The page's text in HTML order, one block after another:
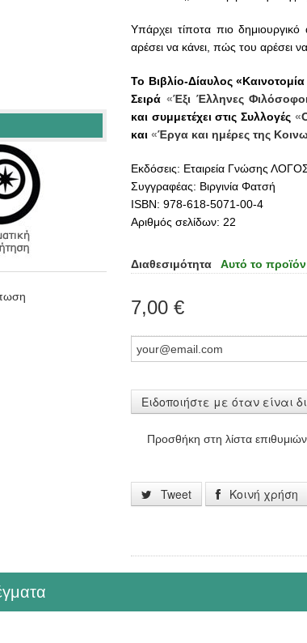
Υπάρχει τίποτα πιο
αρέσει να κάνει, πώς του αρέσει
Το Βιβλίο-Δίαυλος
Σειρά «Έξι Έλληνες
και συμμετέχει στις Συλλογές «
και «Έργα και ημέρες της
Εκδόσεις: Εταιρεία Γνώσης
Συγγραφέας: Βιργινία Φατσή
ISBN: 978-618-5071-00-4
Αριθμός σελίδων: 22
Διαθεσιμότητα Αυτό το προϊόν
7,00 €
Ειδοποιήστε με όταν είναι
Προσθήκη στη λίστα επιθυμιών
Tweet Κοινή χρήση